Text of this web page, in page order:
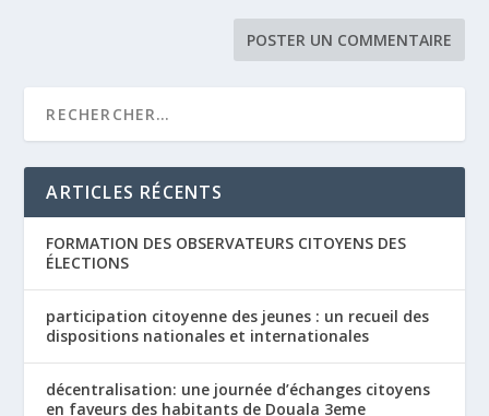
ARTICLES RÉCENTS
FORMATION DES OBSERVATEURS CITOYENS DES
ÉLECTIONS
participation citoyenne des jeunes : un recueil des
dispositions nationales et internationales
décentralisation: une journée d’échanges citoyens
en faveurs des habitants de Douala 3eme